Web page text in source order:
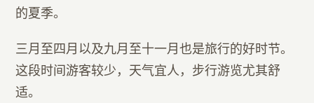
的夏季。
三月至四月以及九月至十一月也是旅行的好时节。
这段时间游客较少，天气宜人，步行游览尤其舒
适。